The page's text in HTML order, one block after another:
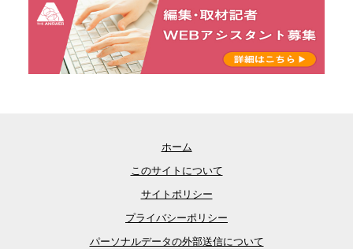
ホーム
このサイトについて
サイトポリシー
プライバシーポリシー
パーソナルデータの外部送信について